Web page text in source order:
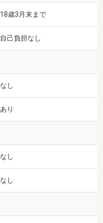
18歳3月末まで
自己負担なし
なし
あり
なし
なし